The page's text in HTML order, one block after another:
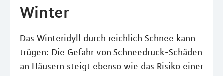
Winter
Das Winteridyll durch reichlich Schnee kann
trügen: Die Gefahr von Schneedruck-Schäden
an Häusern steigt ebenso wie das Risiko einer